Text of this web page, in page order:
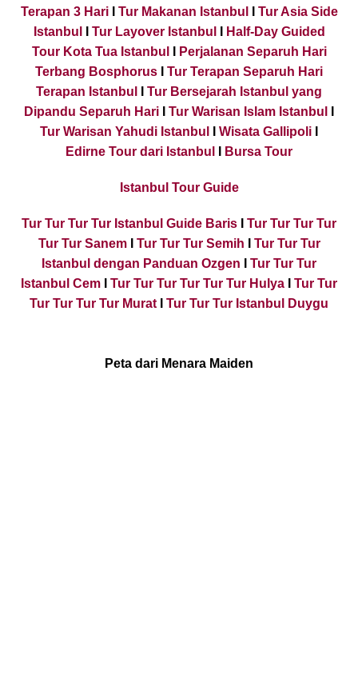
Terapan 3 HariI Tur Makanan Istanbul
Tur Asia Side
Istanbul
Tur Layover Istanbul
Half-Day Guided
Tour Kota Tua Istanbul
Perjalanan Separuh Hari
Terbang Bosphorus
Tur Terapan Separuh Hari
Terapan Istanbul
Tur Bersejarah Istanbul yang
Dipandu Separuh Hari
Tur Warisan Islam Istanbul
Tur Warisan Yahudi Istanbul
Wisata Gallipoli
Edirne Tour dari Istanbul
Bursa Tour
Istanbul Tour Guide
Tur Tur Tur Tur Istanbul Guide Baris
Tur Tur Tur Tur
Tur Tur SanemI Tur Tur Tur Semih
Tur Tur Tur
Istanbul dengan Panduan Ozgen
Tur Tur Tur
Istanbul Cem
Tur Tur Tur Tur Tur Tur Hulya
Tur Tur
Tur Tur Tur Tur Murat
Tur Tur Tur Istanbul Duygu
Peta dari Menara Maiden